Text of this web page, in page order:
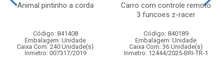
Animal pintinho a corda
Código: 841408
Embalagem: Unidade
Caixa Com: 240 Unidade(s)
Inmetro: 007317/2019
Carro com controle remoto
3 funcoes z-racer
Código: 840189
Embalagem: Unidade
Caixa Com: 36 Unidade(s)
Inmetro: 12444/2025-BRI-TR-1